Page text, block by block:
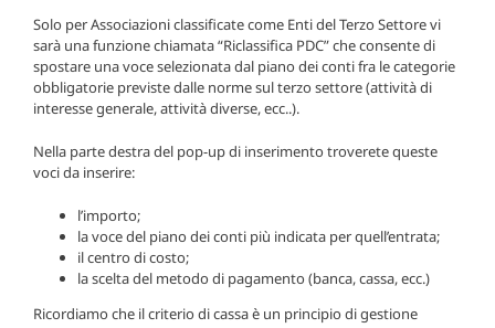
Solo per Associazioni classificate come Enti del Terzo Settore vi
sarà una funzione chiamata “Riclassifica PDC” che consente di
spostare una voce selezionata dal piano dei conti fra le categorie
obbligatorie previste dalle norme sul terzo settore (attività di
interesse generale, attività diverse, ecc..).
Nella parte destra del pop-up di inserimento troverete queste
voci da inserire:
l’importo;
la voce del piano dei conti più indicata per quell’entrata;
il centro di costo;
la scelta del metodo di pagamento (banca, cassa, ecc.)
Ricordiamo che il criterio di cassa è un principio di gestione